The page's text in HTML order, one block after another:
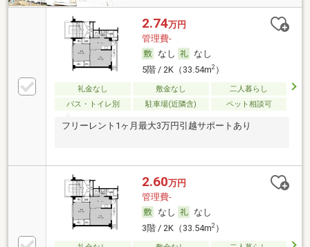
2.74万円
管理費-
なし
なし
5階 / 2K（33.54m2）
礼金なし 敷金なし
二人暮らし
バス・トイレ別
駐車場(近隣含) ペット相談可
フリーレント1ヶ月最大3万円引越サポートあり
2.60万円
管理費-
なし
なし
3階 / 2K（33.54m2）